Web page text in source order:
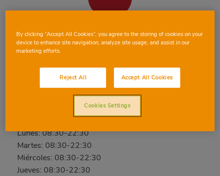
BARCELONA MINA DE LA CIUTAT
C/ Mina de la Ciutat, 53, 08042, BARCELONA,
BARCELONA
637 38 59 74
Domingo: 08:30-22:30
Lunes: 08:30-22:30
Martes: 08:30-22:30
Miércoles: 08:30-22:30
Jueves: 08:30-22:30
By clicking “Accept All Cookies”, you agree to the storing of cookies on your
device to enhance site navigation, analyze site usage, and assist in our
marketing efforts.
Reject All Accept All Cookies
Cookies Settings